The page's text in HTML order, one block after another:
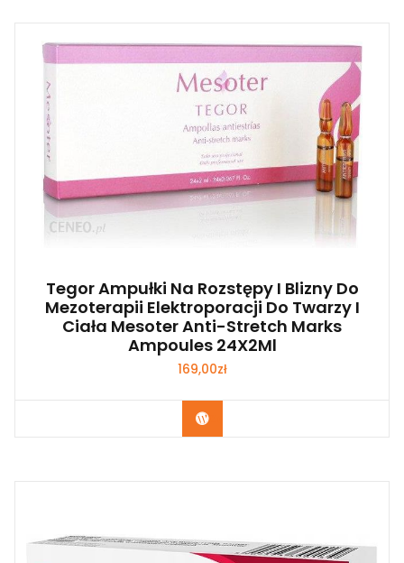
Tegor Ampułki Na Rozstępy I Blizny Do
Mezoterapii Elektroporacji Do Twarzy I
Ciała Mesoter Anti-Stretch Marks
Ampoules 24X2Ml
169,00zł
Zobacz